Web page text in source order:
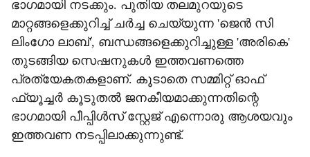
ഭാഗമായി നടക്കും. പുതിയ തലമുറയുടെ
മാറ്റങ്ങളെക്കുറിച്ച് ചര്‍ച്ച ചെയ്യുന്ന 'ജെന്‍ സി
ലിംഗോ ലാബ്', ബന്ധങ്ങളെക്കുറിച്ചുള്ള 'അരികെ'
തുടങ്ങിയ സെഷനുകള്‍ ഇത്തവണത്തെ
പ്രത്യേകതകളാണ്. കൂടാതെ സമ്മിറ്റ് ഓഫ്
ഫ്യൂച്ചര്‍ കൂടുതല്‍ ജനകീയമാക്കുന്നതിന്റെ
ഭാഗമായി പീപ്പിള്‍സ് സ്റ്റേജ് എന്നൊരു ആശയവും
ഇത്തവണ നടപ്പിലാക്കുന്നുണ്ട്.